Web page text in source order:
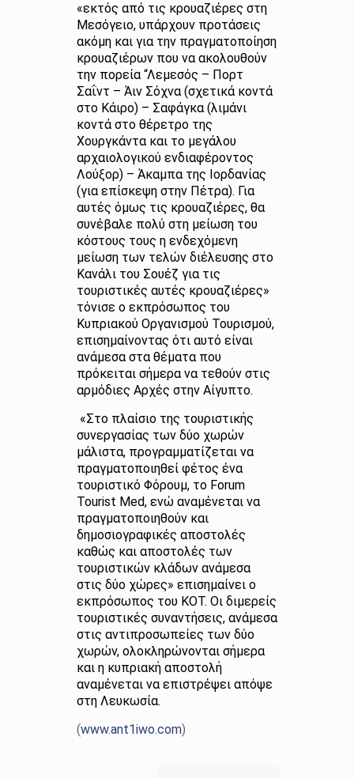
«εκτός από τις κρουαζιέρες στη
Μεσόγειο, υπάρχουν προτάσεις
ακόμη και για την πραγματοποίηση
κρουαζιέρων που να ακολουθούν
την πορεία “Λεμεσός – Πορτ
Σαΐντ – Άιν Σόχνα (σχετικά κοντά
στο Κάιρο) – Σαφάγκα (λιμάνι
κοντά στο θέρετρο της
Χουργκάντα και το μεγάλου
αρχαιολογικού ενδιαφέροντος
Λούξορ) – Άκαμπα της Ιορδανίας
(για επίσκεψη στην Πέτρα). Για
αυτές όμως τις κρουαζιέρες, θα
συνέβαλε πολύ στη μείωση του
κόστους τους η ενδεχόμενη
μείωση των τελών διέλευσης στο
Κανάλι του Σουέζ για τις
τουριστικές αυτές κρουαζιέρες»
τόνισε ο εκπρόσωπος του
Κυπριακού Οργανισμού Τουρισμού,
επισημαίνοντας ότι αυτό είναι
ανάμεσα στα θέματα που
πρόκειται σήμερα να τεθούν στις
αρμόδιες Αρχές στην Αίγυπτο.
«Στο πλαίσιο της τουριστικής
συνεργασίας των δύο χωρών
μάλιστα, προγραμματίζεται να
πραγματοποιηθεί φέτος ένα
τουριστικό Φόρουμ, το Forum
Tourist Med, ενώ αναμένεται να
πραγματοποιηθούν και
δημοσιογραφικές αποστολές
καθώς και αποστολές των
τουριστικών κλάδων ανάμεσα
στις δύο χώρες» επισημαίνει ο
εκπρόσωπος του ΚΟΤ. Οι διμερείς
τουριστικές συναντήσεις, ανάμεσα
στις αντιπροσωπείες των δύο
χωρών, ολοκληρώνονται σήμερα
και η κυπριακή αποστολή
αναμένεται να επιστρέψει απόψε
στη Λευκωσία.
(www.ant1iwo.com)